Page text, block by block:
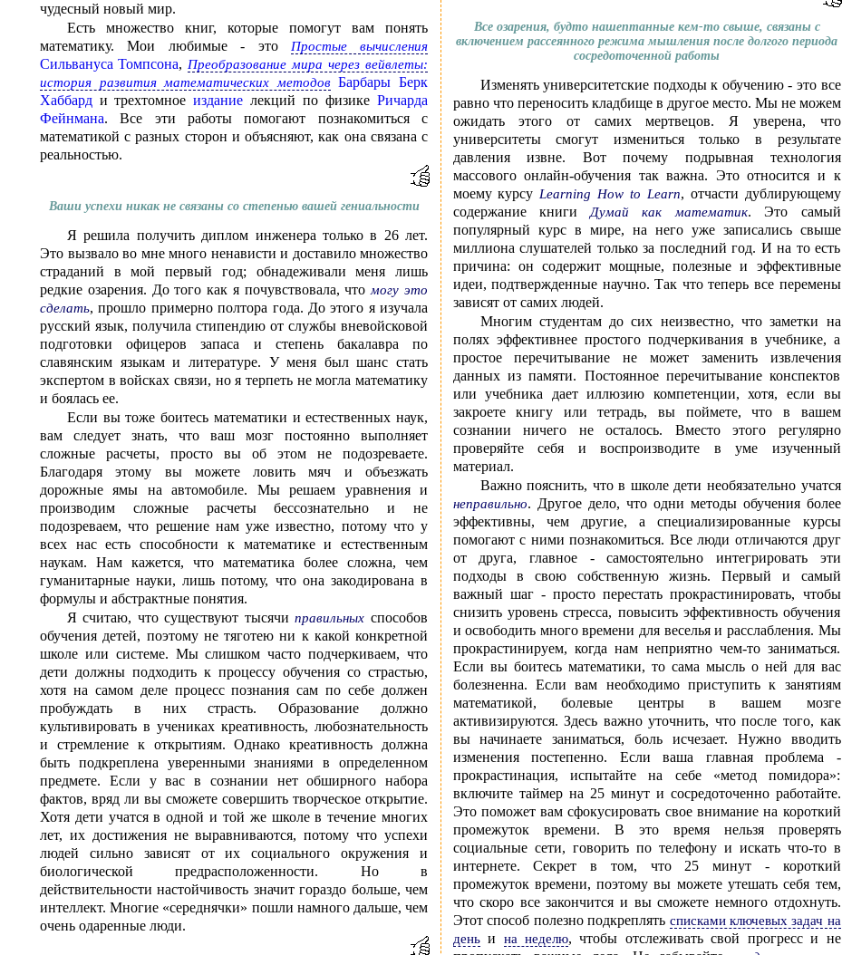
чудесный новый мир.
Есть множество книг, которые помогут вам понять
математику. Мои любимые - это Простые вычисления
Сильвануса Томпсона, Преобразование мира через вейвлеты:
история развития математических методов Барбары Берк
Хаббард и трехтомное издание лекций по физике Ричарда
Фейнмана. Все эти работы помогают познакомиться с
математикой с разных сторон и объясняют, как она связана с
реальностью.
Ваши успехи никак не связаны со степенью вашей гениальности
Я решила получить диплом инженера только в 26 лет.
Это вызвало во мне много ненависти и доставило множество
страданий в мой первый год; обнадеживали меня лишь
редкие озарения. До того как я почувствовала, что могу это
сделать, прошло примерно полтора года. До этого я изучала
русский язык, получила стипендию от службы вневойсковой
подготовки офицеров запаса и степень бакалавра по
славянским языкам и литературе. У меня был шанс стать
экспертом в войсках связи, но я терпеть не могла математику
и боялась ее.
Если вы тоже боитесь математики и естественных наук,
вам следует знать, что ваш мозг постоянно выполняет
сложные расчеты, просто вы об этом не подозреваете.
Благодаря этому вы можете ловить мяч и объезжать
дорожные ямы на автомобиле. Мы решаем уравнения и
производим сложные расчеты бессознательно и не
подозреваем, что решение нам уже известно, потому что у
всех нас есть способности к математике и естественным
наукам. Нам кажется, что математика более сложна, чем
гуманитарные науки, лишь потому, что она закодирована в
формулы и абстрактные понятия.
Я считаю, что существуют тысячи правильных способов
обучения детей, поэтому не тяготею ни к какой конкретной
школе или системе. Мы слишком часто подчеркиваем, что
дети должны подходить к процессу обучения со страстью,
хотя на самом деле процесс познания сам по себе должен
пробуждать в них страсть. Образование должно
культивировать в учениках креативность, любознательность
и стремление к открытиям. Однако креативность должна
быть подкреплена уверенными знаниями в определенном
предмете. Если у вас в сознании нет обширного набора
фактов, вряд ли вы сможете совершить творческое открытие.
Хотя дети учатся в одной и той же школе в течение многих
лет, их достижения не выравниваются, потому что успехи
людей сильно зависят от их социального окружения и
биологической предрасположенности. Но в
действительности настойчивость значит гораздо больше, чем
интеллект. Многие «середнячки» пошли намного дальше, чем
очень одаренные люди.
Все озарения, будто нашептанные кем-то свыше, связаны с
включением рассеянного режима мышления после долгого периода
сосредоточенной работы
Изменять университетские подходы к обучению - это все
равно что переносить кладбище в другое место. Мы не можем
ожидать этого от самих мертвецов. Я уверена, что
университеты смогут измениться только в результате
давления извне. Вот почему подрывная технология
массового онлайн-обучения так важна. Это относится и к
моему курсу Learning How to Learn, отчасти дублирующему
содержание книги Думай как математик. Это самый
популярный курс в мире, на него уже записались свыше
миллиона слушателей только за последний год. И на то есть
причина: он содержит мощные, полезные и эффективные
идеи, подтвержденные научно. Так что теперь все перемены
зависят от самих людей.
Многим студентам до сих неизвестно, что заметки на
полях эффективнее простого подчеркивания в учебнике, а
простое перечитывание не может заменить извлечения
данных из памяти. Постоянное перечитывание конспектов
или учебника дает иллюзию компетенции, хотя, если вы
закроете книгу или тетрадь, вы поймете, что в вашем
сознании ничего не осталось. Вместо этого регулярно
проверяйте себя и воспроизводите в уме изученный
материал.
Важно пояснить, что в школе дети необязательно учатся
неправильно. Другое дело, что одни методы обучения более
эффективны, чем другие, а специализированные курсы
помогают с ними познакомиться. Все люди отличаются друг
от друга, главное - самостоятельно интегрировать эти
подходы в свою собственную жизнь. Первый и самый
важный шаг - просто перестать прокрастинировать, чтобы
снизить уровень стресса, повысить эффективность обучения
и освободить много времени для веселья и расслабления. Мы
прокрастинируем, когда нам неприятно чем-то заниматься.
Если вы боитесь математики, то сама мысль о ней для вас
болезненна. Если вам необходимо приступить к занятиям
математикой, болевые центры в вашем мозге
активизируются. Здесь важно уточнить, что после того, как
вы начинаете заниматься, боль исчезает. Нужно вводить
изменения постепенно. Если ваша главная проблема -
прокрастинация, испытайте на себе «метод помидора»:
включите таймер на 25 минут и сосредоточенно работайте.
Это поможет вам сфокусировать свое внимание на короткий
промежуток времени. В это время нельзя проверять
социальные сети, говорить по телефону и искать что-то в
интернете. Секрет в том, что 25 минут - короткий
промежуток времени, поэтому вы можете утешать себя тем,
что скоро все закончится и вы сможете немного отдохнуть.
Этот способ полезно подкреплять списками ключевых задач на
деньи на неделю, чтобы отслеживать свой прогресс и не